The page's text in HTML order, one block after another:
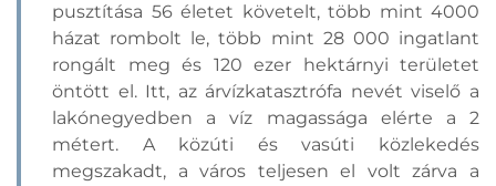
pusztítása 56 életet követelt, több mint 4000
házat rombolt le, több mint 28 000 ingatlant
rongált meg és 120 ezer hektárnyi területet
öntött el. Itt, az árvízkatasztrófa nevét viselő a
lakónegyedben a víz magassága elérte a 2
métert. A közúti és vasúti közlekedés
megszakadt, a város teljesen el volt zárva a